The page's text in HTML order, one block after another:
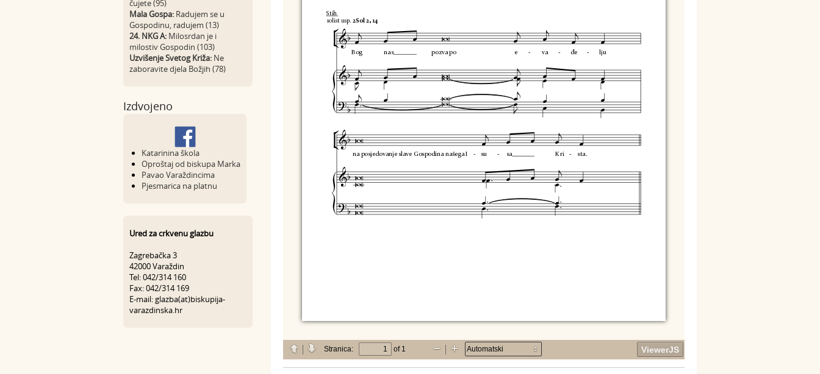
čujete (95)
Mala Gospa: Radujem se u
Gospodinu, radujem (13)
24. NKG A: Milosrdan je i
milostiv Gospodin (103)
Uzvišenje Svetog Križa: Ne
zaboravite djela Božjih (78)
Izdvojeno
Katarinina škola
Oproštaj od biskupa Marka
Pavao Varaždincima
Pjesmarica na platnu
Ured za crkvenu glazbu
Zagrebačka 3
42000 Varaždin
Tel: 042/314 160
Fax: 042/314 169
E-mail: glazba(at)biskupija-
varazdinska.hr